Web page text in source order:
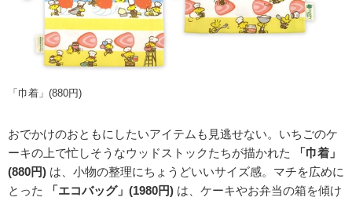
「巾着」(880円)
おでかけのおともにしたいアイテムも見逃せない。いちごのケ
ーキの上で忙しそうなウッドストックたちが描かれた
「巾着」
(880円) は、小物の整理にちょうどいいサイズ感。マチを広めに
とった
「エコバッグ」(1980円) は、ケーキやお弁当の箱を傾け